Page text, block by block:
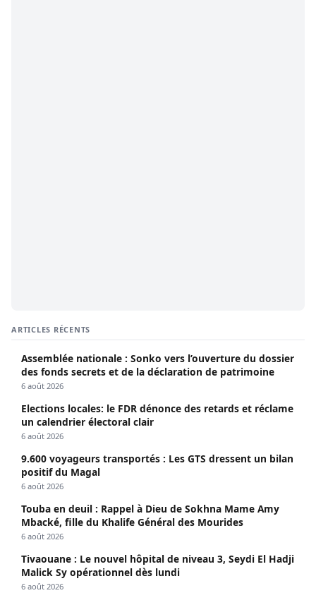
ARTICLES RÉCENTS
Assemblée nationale : Sonko vers l’ouverture du dossier
des fonds secrets et de la déclaration de patrimoine
6 août 2026
Elections locales: le FDR dénonce des retards et réclame
un calendrier électoral clair
6 août 2026
9.600 voyageurs transportés : Les GTS dressent un bilan
positif du Magal
6 août 2026
Touba en deuil : Rappel à Dieu de Sokhna Mame Amy
Mbacké, fille du Khalife Général des Mourides
6 août 2026
Tivaouane : Le nouvel hôpital de niveau 3, Seydi El Hadji
Malick Sy opérationnel dès lundi
6 août 2026